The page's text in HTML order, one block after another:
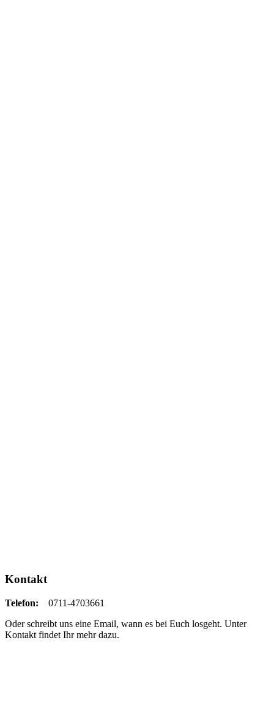
Kontakt
Telefon: 0711-4703661
Oder schreibt uns eine Email, wann es bei Euch losgeht. Unter
Kontakt findet Ihr mehr dazu.